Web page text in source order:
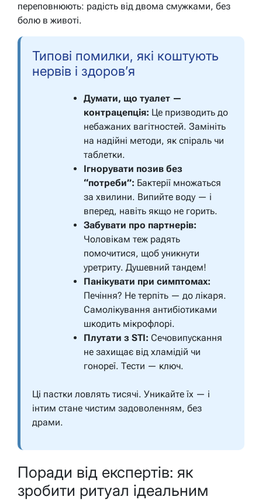
переповнюють: радість від двома смужками, без
болю в животі.
Типові помилки, які коштують
нервів і здоров’я
Думати, що туалет —
контрацепція: Це призводить до
небажаних вагітностей. Замініть
на надійні методи, як спіраль чи
таблетки.
Ігнорувати позив без
“потреби”: Бактерії множаться
за хвилини. Випийте воду — і
вперед, навіть якщо не горить.
Забувати про партнерів:
Чоловікам теж радять
помочитися, щоб уникнути
уретриту. Душевний тандем!
Панікувати при симптомах:
Печіння? Не терпіть — до лікаря.
Самолікування антибіотиками
шкодить мікрофлорі.
Плутати з STI: Сечовипускання
не захищає від хламідій чи
гонореї. Тести — ключ.
Ці пастки ловлять тисячі. Уникайте їх — і
інтим стане чистим задоволенням, без
драми.
Поради від експертів: як
зробити ритуал ідеальним